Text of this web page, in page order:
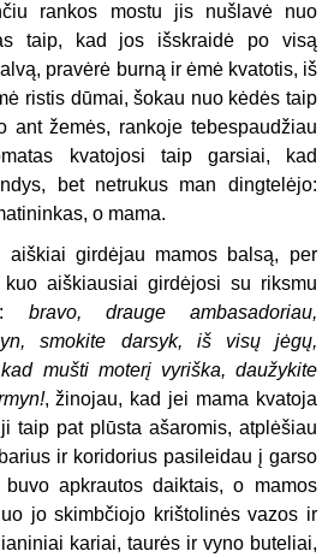
rankos mostu jis nušlavė nuo
taip, kad jos išskraidė po visą
pravėrė burną ir ėmė kvatotis, iš
ristis dūmai, šokau nuo kėdės taip
ant žemės, rankoje tebespaudžiau
kvatojosi taip garsiai, kad
bet netrukus man dingtelėjo:
o mama.
girdėjau mamos balsą, per
aiškiausiai girdėjosi su riksmu
bravo, drauge ambasadoriau,
smokite darsyk, iš visų jėgų,
mušti moterį vyriška, daužykite
, žinojau, kad jei mama kvatoja
taip pat plūsta ašaromis, atplėšiau
ir koridorius pasileidau į garso
apkrautos daiktais, o mamos
jo skimbčiojo krištolinės vazos ir
kariai, taurės ir vyno buteliai,